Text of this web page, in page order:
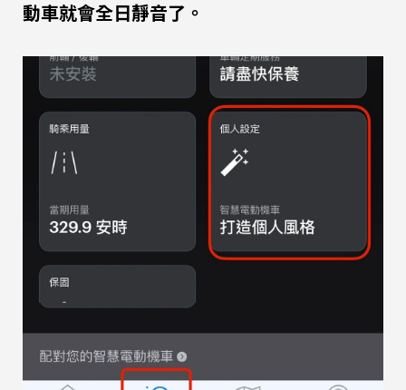
動車就會全日靜音了。